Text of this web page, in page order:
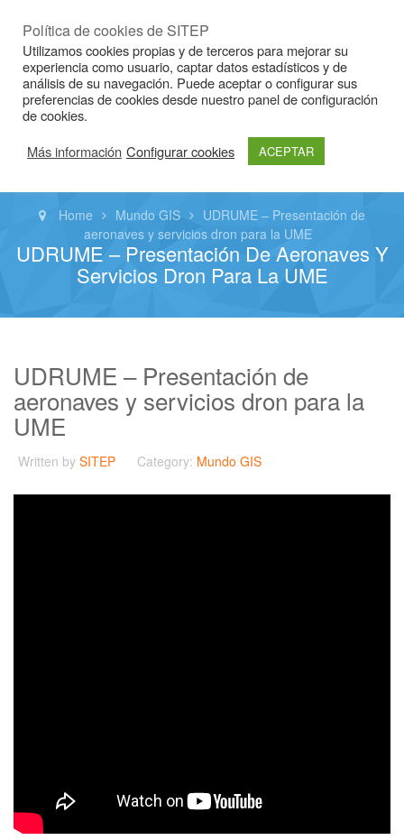
Home Mundo GIS
UDRUME – Presentación de
aeronaves y servicios dron para la UME
UDRUME – Presentación De Aeronaves Y
Servicios Dron Para La UME
UDRUME – Presentación de
aeronaves y servicios dron para la
UME
Written by SITEP Category: Mundo GIS
Política de cookies de SITEP
Utilizamos cookies propias y de terceros para mejorar su
experiencia como usuario, captar datos estadísticos y de
análisis de su navegación. Puede aceptar o configurar sus
preferencias de cookies desde nuestro panel de configuración
de cookies.
Más información Configurar cookies ACEPTAR